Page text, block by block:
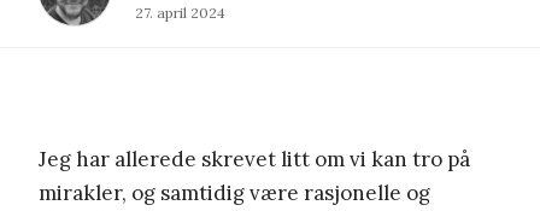
27. april 2024
Jeg har allerede skrevet litt om vi kan tro på
mirakler, og samtidig være rasjonelle og